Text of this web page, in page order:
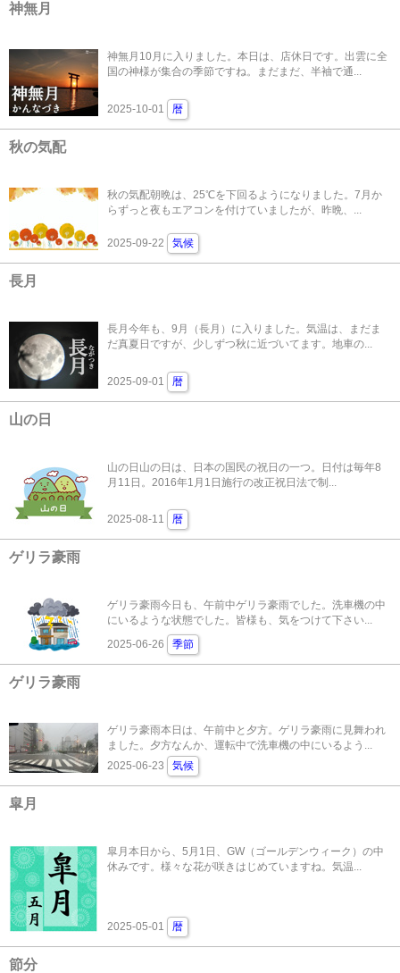
神無月
神無月10月に入りました。本日は、店休日です。出雲に全
国の神様が集合の季節ですね。まだまだ、半袖で通...
2025-10-01 暦
秋の気配
秋の気配朝晩は、25℃を下回るようになりました。7月か
らずっと夜もエアコンを付けていましたが、昨晩、...
2025-09-22 気候
長月
長月今年も、9月（長月）に入りました。気温は、まだま
だ真夏日ですが、少しずつ秋に近づいてます。地車の...
2025-09-01 暦
山の日
山の日山の日は、日本の国民の祝日の一つ。日付は毎年8
月11日。2016年1月1日施行の改正祝日法で制...
2025-08-11 暦
ゲリラ豪雨
ゲリラ豪雨今日も、午前中ゲリラ豪雨でした。洗車機の中
にいるような状態でした。皆様も、気をつけて下さい...
2025-06-26
季節
ゲリラ豪雨
ゲリラ豪雨本日は、午前中と夕方。ゲリラ豪雨に見舞われ
ました。夕方なんか、運転中で洗車機の中にいるよう...
2025-06-23
気候
皐月
皐月本日から、5月1日、GW（ゴールデンウィーク）の中
休みです。様々な花が咲きはじめていますね。気温...
2025-05-01 暦
節分